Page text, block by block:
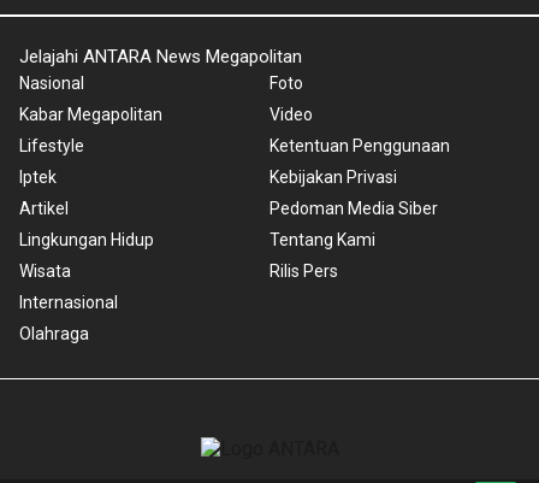
Jelajahi ANTARA News Megapolitan
Nasional
Kabar Megapolitan
Lifestyle
Iptek
Artikel
Lingkungan Hidup
Wisata
Internasional
Olahraga
Foto
Video
Ketentuan Penggunaan
Kebijakan Privasi
Pedoman Media Siber
Tentang Kami
Rilis Pers